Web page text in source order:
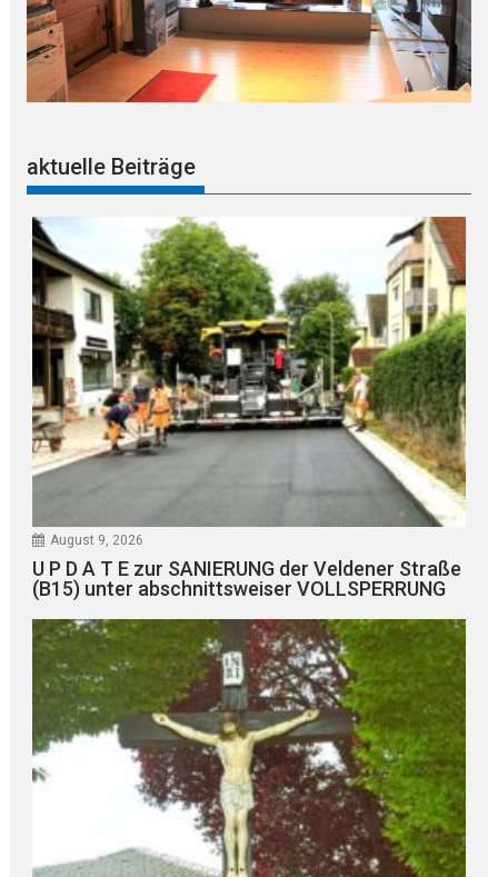
aktuelle Beiträge
August 9, 2026
U P D A T E zur SANIERUNG der Veldener Straße
(B15) unter abschnittsweiser VOLLSPERRUNG